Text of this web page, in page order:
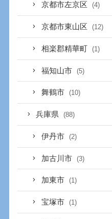
京都市左京区 (4)
京都市東山区 (12)
相楽郡精華町 (1)
福知山市 (5)
舞鶴市 (10)
兵庫県 (88)
伊丹市 (2)
加古川市 (3)
加東市 (1)
宝塚市 (1)